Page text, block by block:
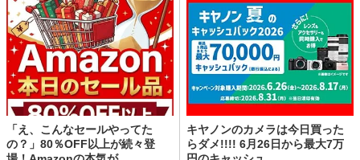
「え、こんなセールやってた
の？」80％OFF以上が続々登
キヤノンのカメラは今日買った
らダメ!!!! 6月26日から最大7万